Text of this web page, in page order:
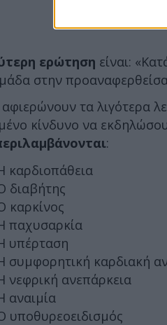
ερώτηση είναι:
στην
τα λιγότερα
κίνδυνο να
:
καρδιοπάθεια
διαβήτης
καρκίνος
παχυσαρκία
υπέρταση
συμφορητική καρδιακή
νεφρική ανεπάρκεια
αναιμία
υποθυρεοειδισμός